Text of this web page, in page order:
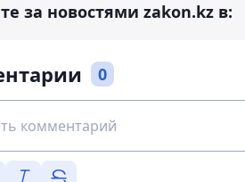
за новостями zakon.kz в:
0